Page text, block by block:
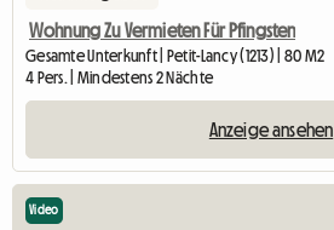
Wohnung Zu Vermieten Für Pfingsten
Gesamte Unterkunft | Petit-Lancy (1213) | 80 M2
4 Pers. | Mindestens 2 Nächte
Anzeige ansehen
Video